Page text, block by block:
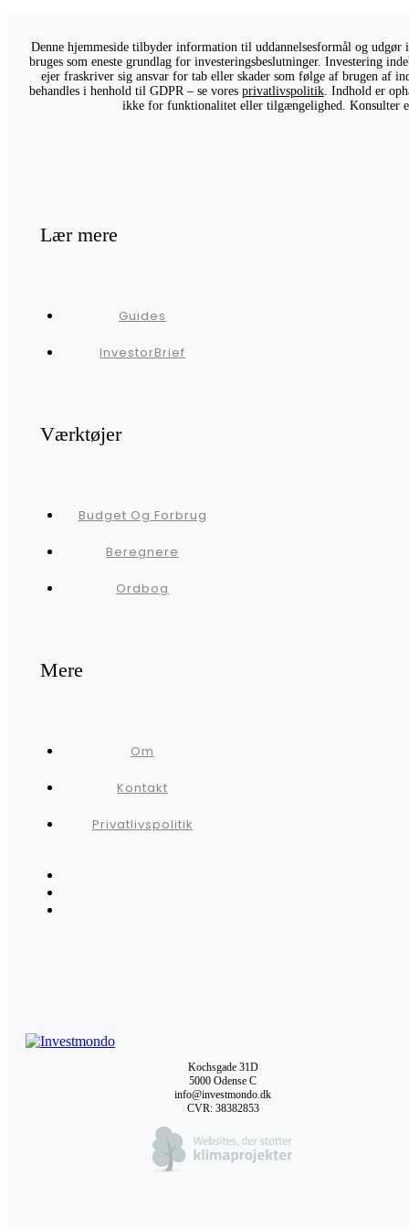
Denne hjemmeside tilbyder information til uddannelsesformål og
bruges som eneste grundlag for investeringsbeslutninger. Investering
ejer fraskriver sig ansvar for tab eller skader som følge af brugen af
behandles i henhold til GDPR – se vores privatlivspolitik. Indhold er
ikke for funktionalitet eller tilgængelighed. Konsulter
Lær mere
Guides
InvestorBrief
Værktøjer
Budget Og Forbrug
Beregnere
Ordbog
Mere
Om
Kontakt
Privatlivspolitik
Kochsgade 31D
5000 Odense C
info@investmondo.dk
CVR: 38382853